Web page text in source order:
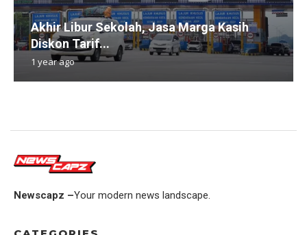
Akhir Libur Sekolah, Jasa Marga Kasih
Diskon Tarif...
1 year ago
Newscapz –Your modern news landscape.